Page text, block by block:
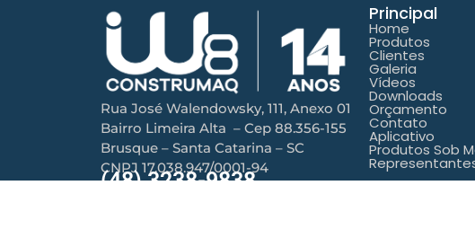
Rua José Walendowsky, 111, Anexo 01
Bairro Limeira Alta – Cep 88.356-155
Brusque – Santa Catarina – SC
CNPJ 17.038.947/0001-94
(48) 3238-9838
Principal
Home
Produtos
Clientes
Galeria
Vídeos
Downloads
Orçamento
Contato
Aplicativo
Produtos Sob